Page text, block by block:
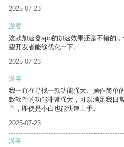
2025-07-23
游客
这款加速器app的加速效果还是不错的
望开发者能够优化一下。
2025-07-23
游客
我一直在寻找一款功能强大、操作简单
款软件的功能非常强大，可以满足我日
单，即使是小白也能快速上手。
2025-07-23
游客